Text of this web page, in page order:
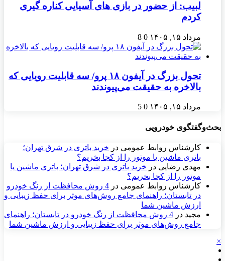
لبیب: از حضور در بازی های آسیایی کناره گیری
کردم
مرداد ۱۵, ۱۴۰۵ 0
8
تحول بزرگ در آیفون ۱۸ پرو/ سه قابلیت رویایی که
بالاخره به حقیقت می‌پیوندند
مرداد ۱۵, ۱۴۰۵ 0
5
بحث‌وگفتگوی خودرویی
کارشناس روابط عمومی در خرید باتری در شرق تهران؛
باتری ماشین یا موتور را از کجا بخریم؟
مهدی رضایی در خرید باتری در شرق تهران؛ باتری ماشین یا
موتور را از کجا بخریم؟
کارشناس روابط عمومی در
4 روش محافظت از رنگ خودرو
در تابستان؛ راهنمای جامع روش‌های موثر برای حفظ زیبایی و
ارزش ماشین شما
مجید در
4 روش محافظت از رنگ خودرو در تابستان؛ راهنمای
جامع روش‌های موثر برای حفظ زیبایی و ارزش ماشین شما
×